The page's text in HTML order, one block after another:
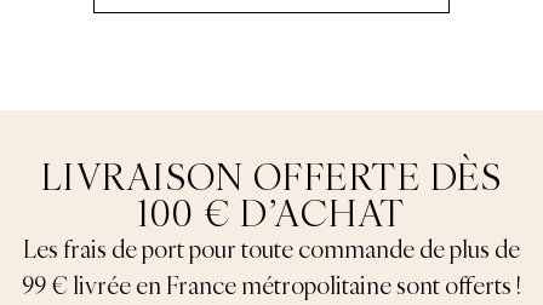
LIVRAISON OFFERTE DÈS
100 € D’ACHAT
Les frais de port pour toute commande de plus de
99 € livrée en France métropolitaine sont offerts !